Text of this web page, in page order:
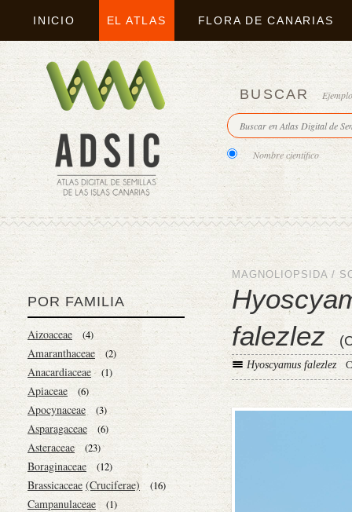
INICIO EL ATLAS FLORA DE CANARIAS
BUSCAR
Nombre científico
POR FAMILIA
Aizoaceae (4)
Amaranthaceae (2)
Anacardiaceae (1)
Apiaceae (6)
Apocynaceae (3)
Asparagaceae (6)
Asteraceae (23)
Boraginaceae (12)
Brassicaceae (Cruciferae) (16)
Campanulaceae (1)
MAGNOLIOPSIDA /
falezlez
Hyoscyamus falezlez